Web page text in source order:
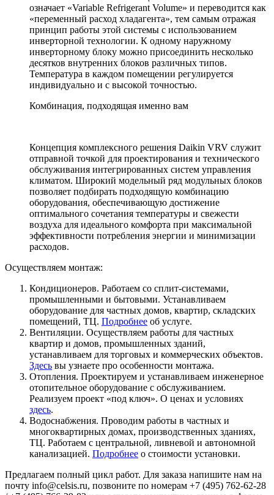
означает «Variable Refrigerant Volume» и переводится как
«переменный расход хладагента», тем самым отражая
принцип работы этой системы с использованием
инверторной технологии. К одному наружному
инверторному блоку можно присоединить несколько
десятков внутренних блоков различных типов.
Температура в каждом помещении регулируется
индивидуально и с высокой точностью.
Комбинация, подходящая именно вам
Концепция комплексного решения Daikin VRV служит
отправной точкой для проектирования и технического
обслуживания интегрированных систем управления
климатом. Широкий модельный ряд модульных блоков
позволяет подбирать подходящую комбинацию
оборудования, обеспечивающую достижение
оптимального сочетания температуры и свежести
воздуха для идеального комфорта при максимальной
эффективности потребления энергии и минимизации
расходов.
Осуществляем монтаж:
Кондиционеров. Работаем со сплит-системами,
промышленными и бытовыми. Устанавливаем
оборудование для частных домов, квартир, складских
помещений, ТЦ. Подробнее об услуге.
Вентиляции. Осуществляем работы для частных
квартир и домов, промышленных зданий,
устанавливаем для торговых и коммерческих объектов.
Здесь вы узнаете про особенности монтажа.
Отопления. Проектируем и устанавливаем инженерное
отопительное оборудование с обслуживанием.
Реализуем проект «под ключ». О ценах и условиях
здесь.
Водоснабжения. Проводим работы в частных и
многоквартирных домах, производственных зданиях,
ТЦ. Работаем с центральной, ливневой и автономной
канализацией. Подробнее о стоимости установки.
Предлагаем полный цикл работ. Для заказа напишите нам на
почту info@celsis.ru, позвоните по номерам +7 (495) 762-62-28